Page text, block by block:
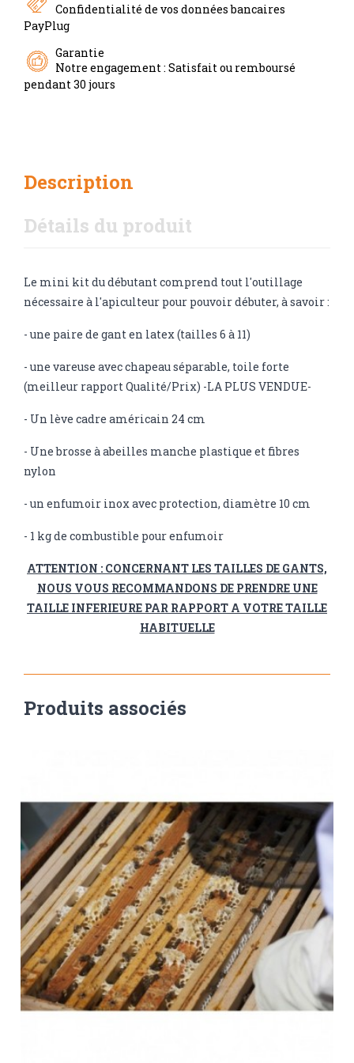
Confidentialité de vos données bancaires
PayPlug
Garantie
Notre engagement : Satisfait ou remboursé
pendant 30 jours
Description
Détails du produit
Le mini kit du débutant comprend tout l'outillage
nécessaire à l'apiculteur pour pouvoir débuter, à savoir :
- une paire de gant en latex (tailles 6 à 11)
- une vareuse avec chapeau séparable, toile forte
(meilleur rapport Qualité/Prix) -LA PLUS VENDUE-
- Un lève cadre américain 24 cm
- Une brosse à abeilles manche plastique et fibres
nylon
- un enfumoir inox avec protection, diamètre 10 cm
- 1 kg de combustible pour enfumoir
ATTENTION : CONCERNANT LES TAILLES DE GANTS,
NOUS VOUS RECOMMANDONS DE PRENDRE UNE
TAILLE INFERIEURE PAR RAPPORT A VOTRE TAILLE
HABITUELLE
Produits associés